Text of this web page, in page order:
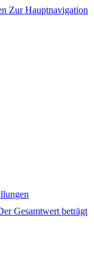
Zur Hauptnavigation
Gesamtwert beträgt